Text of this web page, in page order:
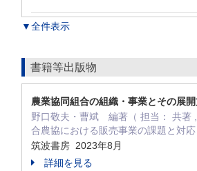
▼全件表示
書籍等出版物
農業協同組合の組織・事業とその展
野口敬夫・曹斌 編著（ 担当： 共
合農協における販売事業の課題と対応
筑波書房 2023年8月
詳細を見る